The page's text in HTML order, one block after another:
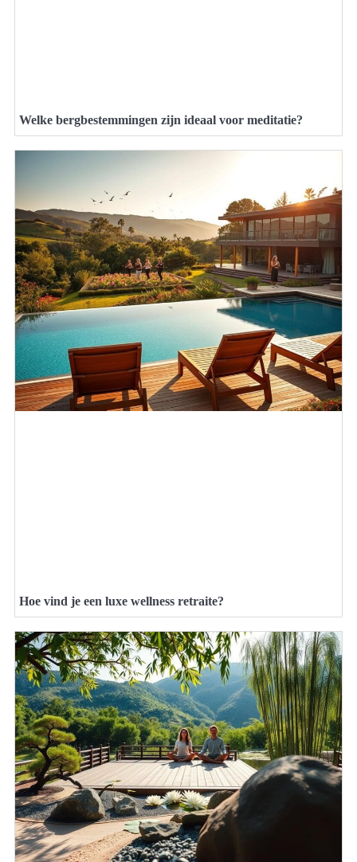
Welke bergbestemmingen zijn ideaal voor meditatie?
Hoe vind je een luxe wellness retraite?